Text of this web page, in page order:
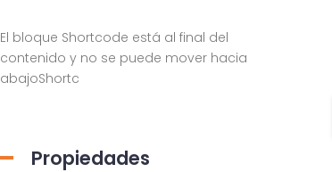
El bloque Shortcode está al final del
contenido y no se puede mover hacia
abajoShortc
Propiedades